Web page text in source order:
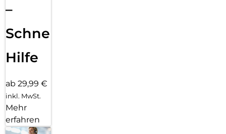
–
Schnelle
Hilfe
ab 29,99 €
inkl. MwSt.
Mehr
erfahren